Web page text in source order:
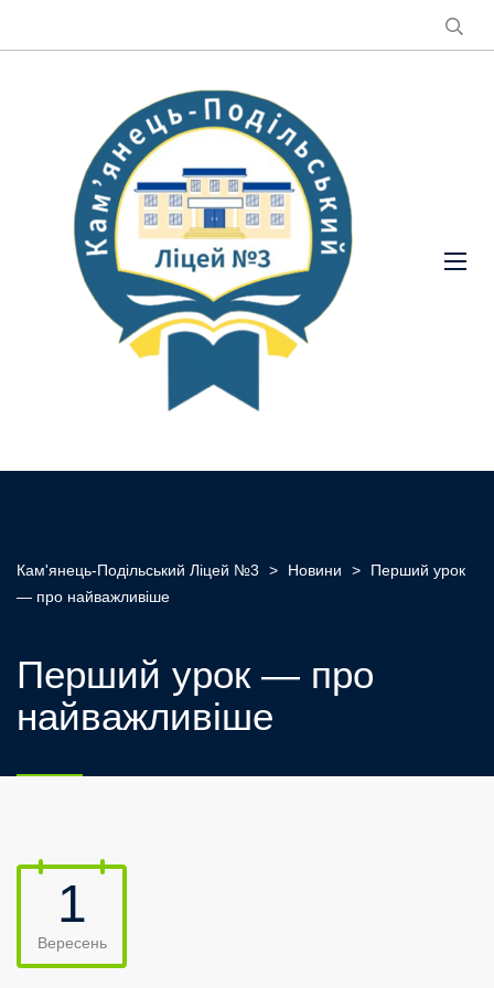
Кам'янець-Подільський Ліцей №3 > Новини >
Перший урок
— про найважливіше
Перший урок — про
найважливіше
1
Вересень